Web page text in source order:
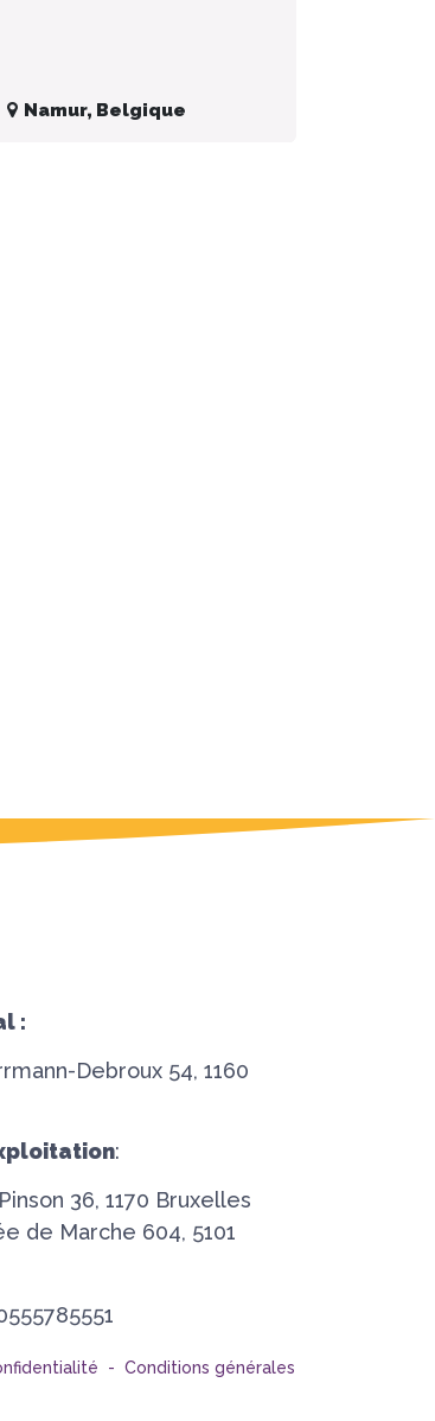
Namur, Belgique
:
Debroux 54, 1160
:
36, 1170 Bruxelles
de Marche 604, 5101
- Conditions générales